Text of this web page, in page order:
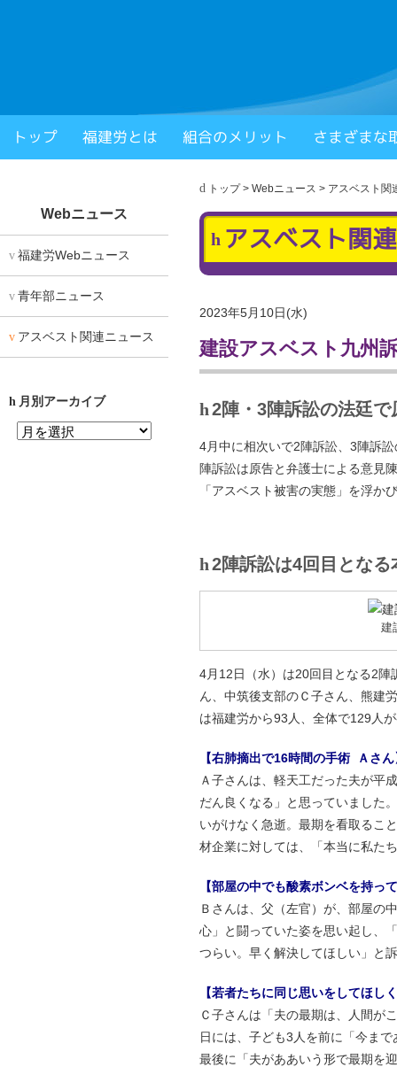
福岡県建設労働組合
トップ 福建労とは 組合のメリット さまざまな
トップ> Webニュース > アスベスト関
アスベスト関
2023年5月10日(水)
建設アスベスト九州
2陣・3陣訴訟の法廷
4月中に相次いで2陣訴訟、3陣訴
陣訴訟は原告と弁護士による意見
「アスベスト被害の実態」を浮か
2陣訴訟は4回目となる
建
4月12日（水）は20回目となる2陣
ん、中筑後支部のＣ子さん、熊建
は福建労から93人、全体で129人
【右肺摘出で16時間の手術 Ａさん
Ａ子さんは、軽天工だった夫が平
だん良くなる」と思っていました
いがけなく急逝。最期を看取るこ
材企業に対しては、「本当に私た
【部屋の中でも酸素ボンベを持っ
Ｂさんは、父（左官）が、部屋の
心」と闘っていた姿を思い起し、
つらい。早く解決してほしい」と
【若者たちに同じ思いをしてほし
Ｃ子さんは「夫の最期は、人間が
日には、子ども3人を前に「今ま
最後に「夫がああいう形で最期を
Webニュース
福建労Webニュース
青年部ニュース
アスベスト関連ニュース
月別アーカイブ